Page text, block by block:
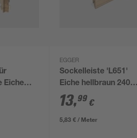
Eiche
EGGER
Sockelleiste 'L651'
Eiche hellbraun 2400 x
58 x 14 mm
13,99 €
5,83 € / Meter